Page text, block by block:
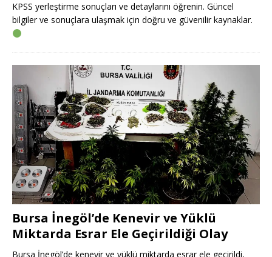
KPSS yerleştirme sonuçları ve detaylarını öğrenin. Güncel
bilgiler ve sonuçlara ulaşmak için doğru ve güvenilir kaynaklar.
Bursa İnegöl’de Kenevir ve Yüklü
Miktarda Esrar Ele Geçirildiği Olay
Bursa İnegöl’de kenevir ve yüklü miktarda esrar ele geçirildi,